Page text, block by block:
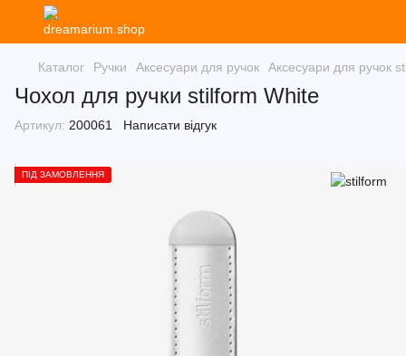
Каталог Ручки Аксесуари для ручок Аксесуари для ручок
Чохол для ручки stilform White
Артикул: 200061 Написати відгук
ПІД ЗАМОВЛЕННЯ